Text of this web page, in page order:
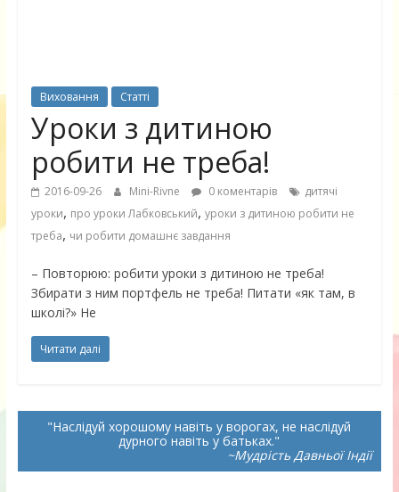
Виховання Статті
Уроки з дитиною
робити не треба!
2016-09-26 Mini-Rivne 0 коментарів
дитячі
уроки, про уроки Лабковський, уроки з дитиною робити не
треба, чи робити домашнє завдання
– Повторюю: робити уроки з дитиною не треба!
Збирати з ним портфель не треба! Питати «як там, в
школі?» Не
Читати далі
Наслідуй хорошому навіть у ворогах, не наслідуй
дурного навіть у батьках.
~Мудрість Давньої Індії